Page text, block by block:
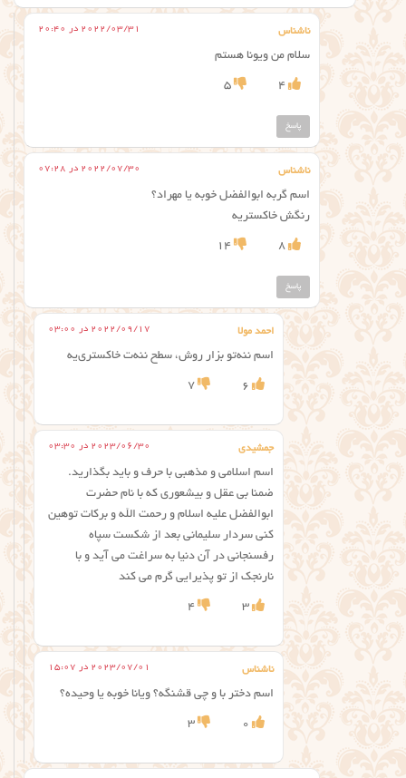
ناشناس 2022/03/31 در 20:40
سلام من ویونا هستم
4
5
پاسخ
ناشناس 2022/07/30 در 07:28
اسم گربه ابوالفضل خوبه یا مهراد؟
رنگش خاکستریه
8
14
پاسخ
احمد مولا 2022/09/17 در 03:00
اسم ننه‌تو بزار روش، سطح ننه‌ت خاکستری‌یه
6
7
جمشیدی 2023/06/30 در 03:30
اسم اسلامی و مذهبی با حرف و باید بگذارید.
ضمنا بی عقل و بیشعوری که با نام حضرت
ابوالفضل علیه اسلام و رحمت الله و برکات توهین
کنی سردار سلیمانی بعد از شکست سپاه
رفسنجانی در آن دنیا به سراغت می آید و با
نارنجک از تو پذیرایی گرم می کند
3
4
ناشناس 2023/07/01 در 15:07
اسم دختر با و چی قشنگه؟ ویانا خوبه یا وحیده؟
0
3